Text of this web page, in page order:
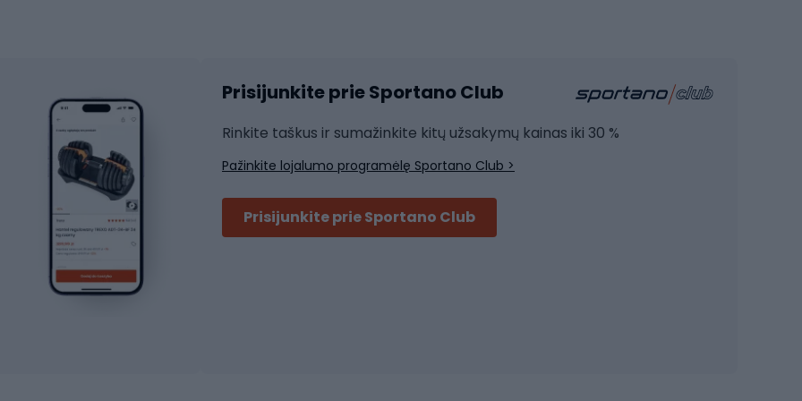
marškinėliai
kelnės
striukės
džemperiai
kepurės
priedai
Rakečių sportas
Badmintonas
Stalo tenisas
Tenisas
Jėgos įranga
Joga
Prisijunkite prie Sportano Club
Rinkite taškus ir sumažinkite kitų užsakymų kainas iki 30 %
Pažinkite lojalumo programėlę Sportano Club >
Prisijunkite prie Sportano Club